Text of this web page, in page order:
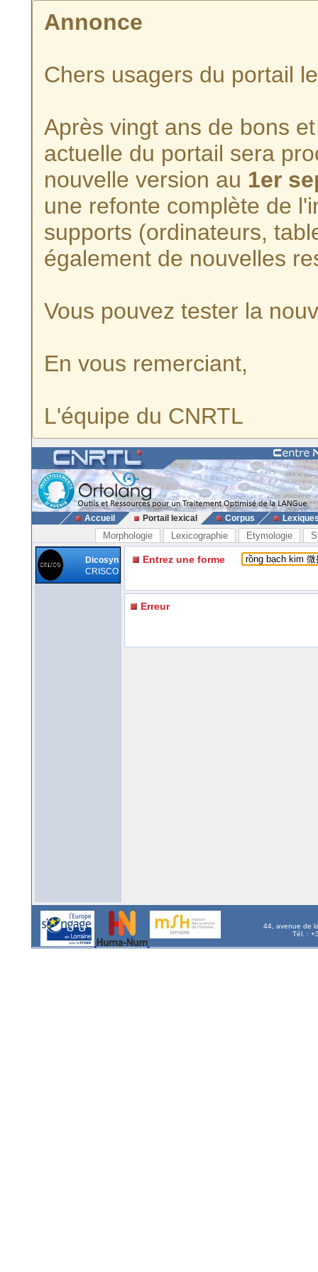
Annonce
Chers usagers du portail
Après vingt ans de bons
actuelle du portail sera
nouvelle version au 1er
une refonte complète de
supports (ordinateurs,
également de nouvelles
Vous pouvez tester la
En vous remerciant,
L'équipe du CNRTL
Accueil Portail lexical Corpus
Morphologie Lexicographie Etymologie
Dicosyn
CRISCO
Entrez une forme
Erreur
44, avenue de
Tél. :